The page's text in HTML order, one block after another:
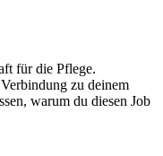
für die Pflege.
zu deinem
warum du diesen Job